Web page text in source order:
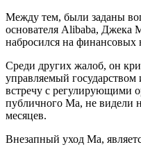
Между тем, были заданы
основателя Alibaba, Джека
набросился на финансовых
Среди других жалоб, он
управляемый
встречу с регулирующими
публичного Ма, не видели
месяцев.
Внезапный уход Ма,